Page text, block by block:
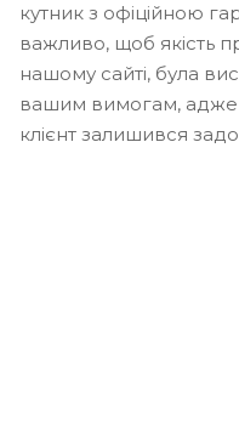
кутник з офіційною
важливо, щоб якість
нашому сайті, була
вашим вимогам, адже
клієнт залишився